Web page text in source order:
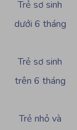
Trẻ sơ sinh
dưới 6 tháng
Trẻ sơ sinh
trên 6 tháng
Trẻ nhỏ và